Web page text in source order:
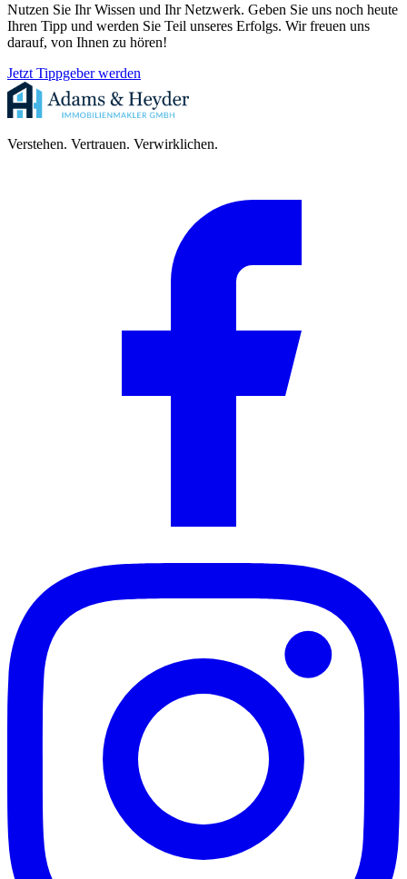
Nutzen Sie Ihr Wissen und Ihr Netzwerk. Geben Sie uns noch heute
Ihren Tipp und werden Sie Teil unseres Erfolgs. Wir freuen uns
darauf, von Ihnen zu hören!
Jetzt Tippgeber werden
Verstehen. Vertrauen. Verwirklichen.